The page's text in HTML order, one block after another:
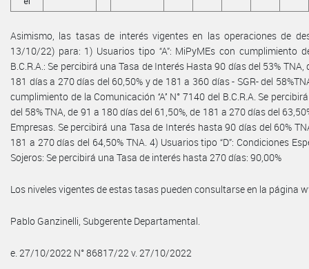
Asimismo, las tasas de interés vigentes en las operaciones de
13/10/22) para: 1) Usuarios tipo “A”: MiPyMEs con cumplimiento de
B.C.R.A.: Se percibirá una Tasa de Interés Hasta 90 días del 53%
181 días a 270 días del 60,50% y de 181 a 360 días - SGR- del
cumplimiento de la Comunicación ‘‘A’’ N° 7140 del B.C.R.A. Se
del 58% TNA, de 91 a 180 días del 61,50%, de 181 a 270 días del
Empresas. Se percibirá una Tasa de Interés hasta 90 días del 60%
181 a 270 días del 64,50% TNA. 4) Usuarios tipo “D”: Condiciones
Sojeros: Se percibirá una Tasa de interés hasta 270 días: 90,00%
Los niveles vigentes de estas tasas pueden consultarse en la página
Pablo Ganzinelli, Subgerente Departamental.
e. 27/10/2022 N° 86817/22 v. 27/10/2022